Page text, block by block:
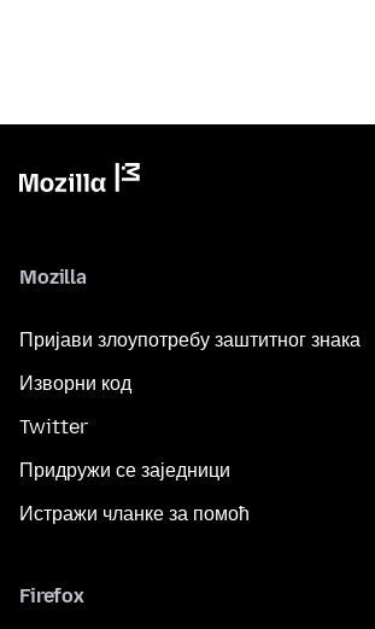
Mozilla
Пријави злоупотребу заштитног знака
Изворни код
Twitter
Придружи се заједници
Истражи чланке за помоћ
Firefox